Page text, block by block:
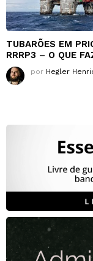
TUBARÕES EM
RRRP3 – O QUE
por Hegler